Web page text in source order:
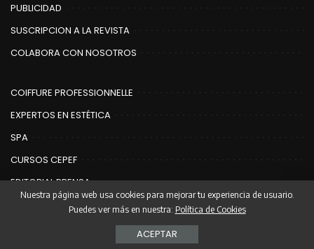
PUBLICIDAD
SUSCRIPCION A LA REVISTA
COLABORA CON NOSOTROS
COIFFURE PROFESSIONNELLE
EXPERTOS EN ESTÉTICA
SPA
CURSOS CEPEF
EDITORIAL PRENSA
© Copyright Editorial Prensa | Coiffure
Nuestra página web usa cookies para mejorar tu experiencia de usuario.
Puedes ver más en nuestra: Política de Cookies
ACEPTAR